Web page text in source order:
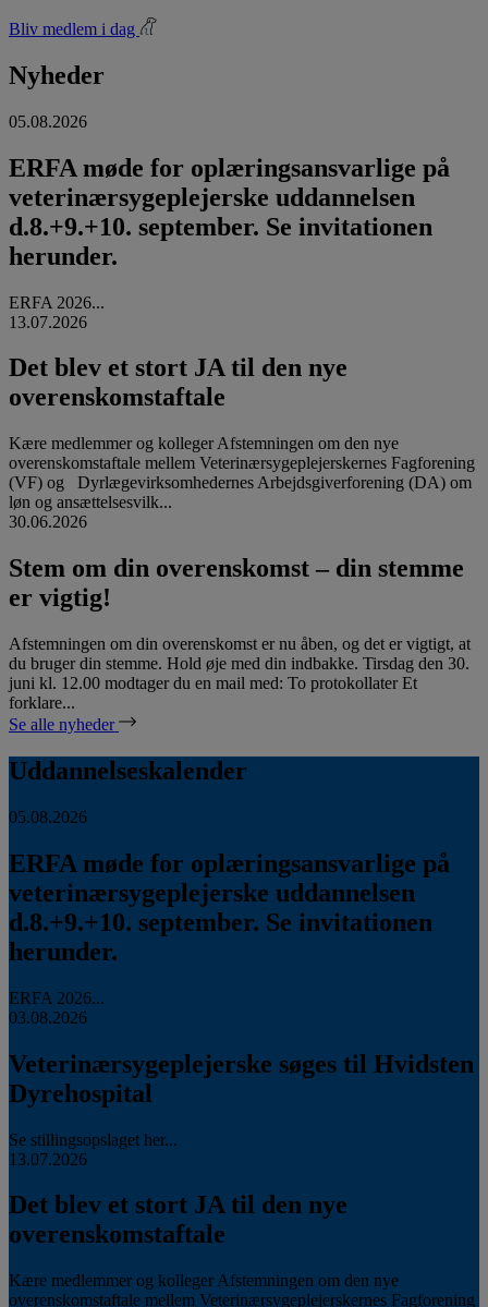
Bliv medlem i dag
Nyheder
05.08.2026
ERFA møde for oplæringsansvarlige på
veterinærsygeplejerske uddannelsen
d.8.+9.+10. september. Se invitationen
herunder.
ERFA 2026...
13.07.2026
Det blev et stort JA til den nye
overenskomstaftale
Kære medlemmer og kolleger Afstemningen om den nye
overenskomstaftale mellem Veterinærsygeplejerskernes Fagforening
(VF) og Dyrlægevirksomhedernes Arbejdsgiverforening (DA) om
løn og ansættelsesvilk...
30.06.2026
Stem om din overenskomst – din stemme
er vigtig!
Afstemningen om din overenskomst er nu åben, og det er vigtigt, at
du bruger din stemme. Hold øje med din indbakke. Tirsdag den 30.
juni kl. 12.00 modtager du en mail med: To protokollater Et
forklare...
Se alle nyheder
Uddannelseskalender
05.08.2026
ERFA møde for oplæringsansvarlige på
veterinærsygeplejerske uddannelsen
d.8.+9.+10. september. Se invitationen
herunder.
ERFA 2026...
03.08.2026
Veterinærsygeplejerske søges til Hvidsten
Dyrehospital
Se stillingsopslaget her...
13.07.2026
Det blev et stort JA til den nye
overenskomstaftale
Kære medlemmer og kolleger Afstemningen om den nye
overenskomstaftale mellem Veterinærsygeplejerskernes Fagforening